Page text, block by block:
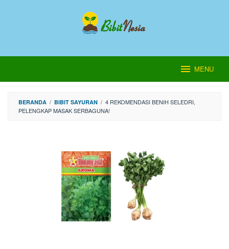
MENU
BERANDA / BIBIT SAYURAN / 4 REKOMENDASI BENIH SELEDRI,
PELENGKAP MASAK SERBAGUNA!